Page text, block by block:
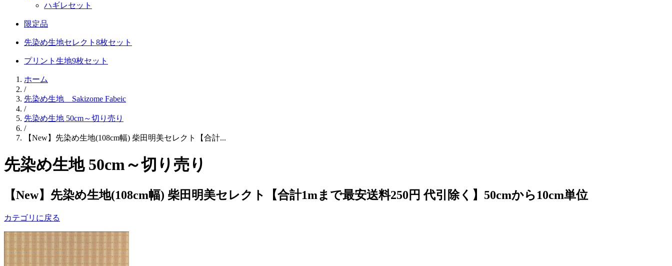
ハギレセット
限定品
先染め生地セレクト8枚セット
プリント生地9枚セット
ホーム
/
先染め生地 Sakizome Fabeic
/
先染め生地 50cm～切り売り
/
【New】先染め生地(108cm幅) 柴田明美セレクト【合計...
先染め生地 50cm～切り売り
【New】先染め生地(108cm幅) 柴田明美セレクト【合計1mまで最安送料250円 代引除く】50cmから10cm単位
カテゴリに戻る